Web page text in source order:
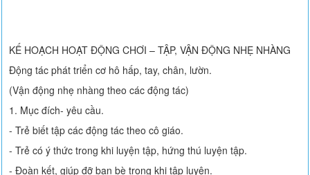
KẾ HOẠCH HOẠT ĐỘNG CHƠI – TẬP, VẬN ĐỘNG NHẸ NHÀNG
Động tác phát triển cơ hô hấp, tay, chân, lườn.
(Vận động nhẹ nhàng theo các động tác)
1. Mục đích- yêu cầu.
- Trẻ biết tập các động tác theo cô giáo.
- Trẻ có ý thức trong khi luyện tập, hứng thú luyện tập.
- Đoàn kết, giúp đỡ bạn bè trong khi tập luyện.